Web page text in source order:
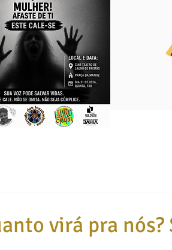
virá pra nós?